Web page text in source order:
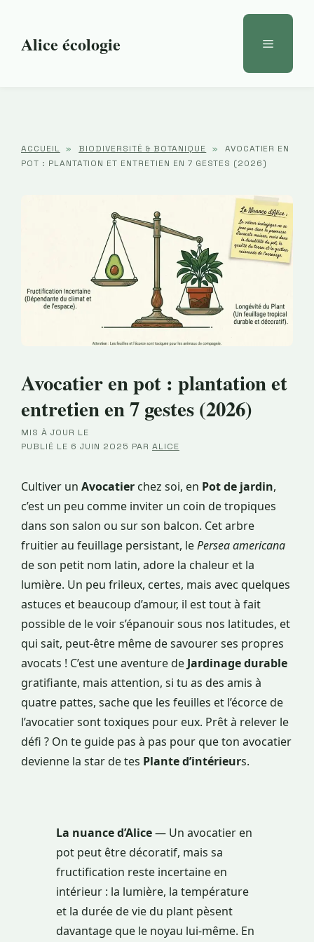
contenuAlice écologie Menu
ACCUEIL » BIODIVERSITÉ & BOTANIQUE »
AVOCATIER EN
POT : PLANTATION ET ENTRETIEN EN 7 GESTES (2026)
Avocatier en pot : plantation et
entretien en 7 gestes (2026)
MIS À JOUR LE
·PUBLIÉ LE 6 JUIN 2025 PAR ALICE
Cultiver un Avocatier chez soi, en Pot de jardin,
c’est un peu comme inviter un coin de tropiques
dans son salon ou sur son balcon. Cet arbre
fruitier au feuillage persistant, lePersea americana
de son petit nom latin, adore la chaleur et la
lumière. Un peu frileux, certes, mais avec quelques
astuces et beaucoup d’amour, il est tout à fait
possible de le voir s’épanouir sous nos latitudes, et
qui sait, peut-être même de savourer ses propres
avocats ! C’est une aventure de Jardinage durable
gratifiante, mais attention, si tu as des amis à
quatre pattes, sache que les feuilles et l’écorce de
l’avocatier sont toxiques pour eux. Prêt à relever le
défi ? On te guide pas à pas pour que ton avocatier
devienne la star de tes Plante d’intérieurs.
La nuance d’Alice— Un avocatier en
pot peut être décoratif, mais sa
fructification reste incertaine en
intérieur : la lumière, la température
et la durée de vie du plant pèsent
davantage que le noyau lui-même. En